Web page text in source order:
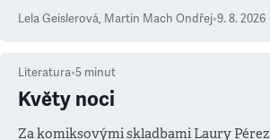
Lela Geislerová, Martin Mach Ondřej•9. 8. 2026
Literatura•5 minut
Květy noci
Za komiksovými skladbami Laury Pérez